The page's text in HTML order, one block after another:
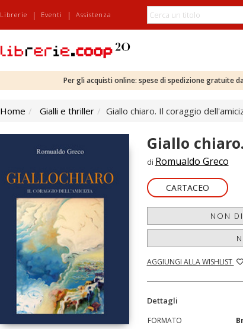
Librerie | Eventi | Assistenza
Per gli acquisti online: spese di spedizione gratuite
Home Gialli e thriller Giallo chiaro. Il coraggio
Giallo
di Romualdo Greco
CARTACEO
NON
AGGIUNGI ALLA WISHLIST
Dettagli
FORMATO